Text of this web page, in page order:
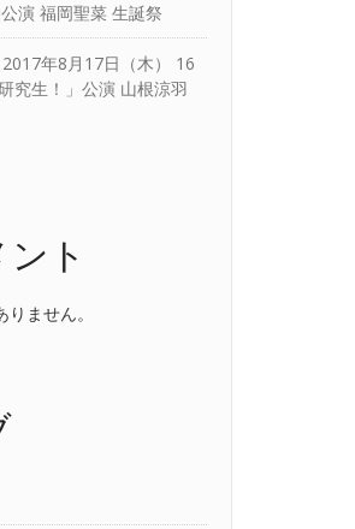
演 福岡聖菜 生誕祭
2017年8月17日（木） 16
究生！」公演 山根涼羽
ト
ません。